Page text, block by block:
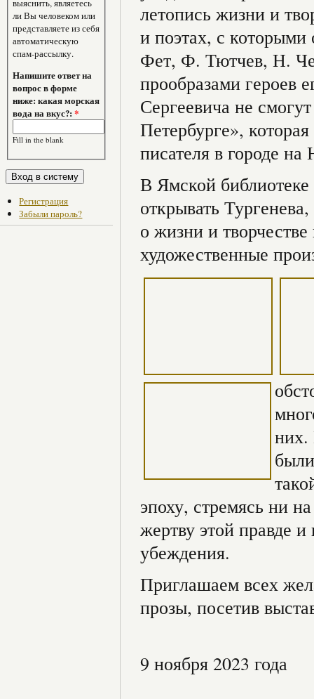
выяснить, являетесь
ли Вы человеком или
представляете из себя
автоматическую
спам-рассылку.
Напишите ответ на
вопрос в форме
ниже: какая морская
вода на вкус?:*
Fill in the blank
Регистрация
Забыли пароль?
летопись жизни и
и поэтах, с
Фет, Ф. Тютчев, Н.
прообразами героев
Сергеевича не
Петербурге»,
писателя в городе на
В Ямской
открывать
о жизни и
художественные
них.
эпоху, стремясь ни
жертву этой правде
убеждения.
Приглашаем всех
прозы, посетив
9 ноября 2023 года